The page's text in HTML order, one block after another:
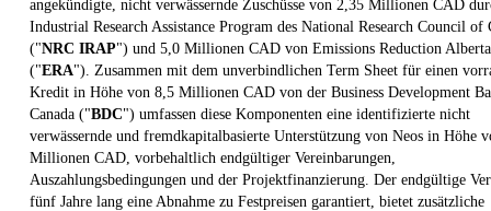
angekündigte, nicht verwässernde Zuschüsse von 2,35 Millionen CAD
Industrial Research Assistance Program des National Research Council of
("NRC IRAP") und 5,0 Millionen CAD von Emissions Reduction Alberta
("ERA"). Zusammen mit dem unverbindlichen Term Sheet für einen
Kredit in Höhe von 8,5 Millionen CAD von der Business Development
Canada ("BDC") umfassen diese Komponenten eine identifizierte nicht
verwässernde und fremdkapitalbasierte Unterstützung von Neos in Höhe
Millionen CAD, vorbehaltlich endgültiger Vereinbarungen,
Auszahlungsbedingungen und der Projektfinanzierung. Der endgültige
fünf Jahre lang eine Abnahme zu Festpreisen garantiert, bietet zusätzliche